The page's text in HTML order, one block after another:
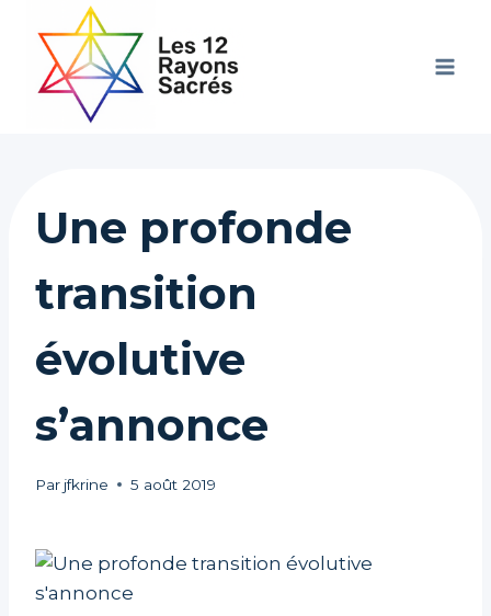
contenu
Une profonde
transition
évolutive
s’annonce
Par jfkrine 5 août 2019